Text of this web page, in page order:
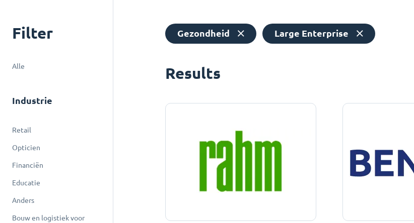
Filter
Alle
Industrie
Retail
Opticien
Financiën
Educatie
Anders
Bouw en logistiek voor
Gezondheid Large Enterprise
Results